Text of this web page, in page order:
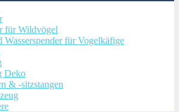
für Wildvögel
Wasserspender für Vogelkäfige
Deko
& -sitzstangen